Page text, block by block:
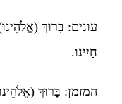
עונים: בָּרוּךְ
חָיִינוּ.
המזמן: בָּרוּךְ